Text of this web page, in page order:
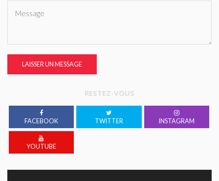
LAISSER UN MESSAGE
RESTEZ-VOUS
FACEBOOK TWITTER INSTAGRAM
YOUTUBE